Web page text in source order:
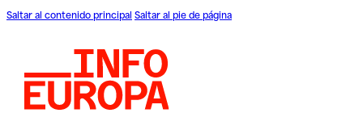
Saltar al contenido principal Saltar al pie de página